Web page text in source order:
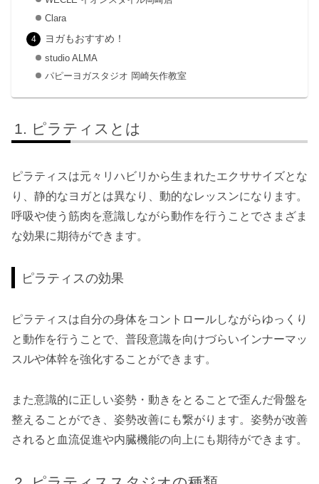
Clara
ヨガもおすすめ！
studio ALMA
パピーヨガスタジオ 岡崎矢作教室
ピラティスとは
ピラティスは元々リハビリから生まれたエクササイズとな
り、静的なヨガとは異なり、動的なレッスンになります。
呼吸や使う筋肉を意識しながら動作を行うことでさまざま
な効果に期待ができます。
ピラティスの効果
ピラティスは自分の身体をコントロールしながらゆっくり
と動作を行うことで、普段意識を向けづらいインナーマッ
スルや体幹を強化することができます。
また意識的に正しい姿勢・動きをとることで歪んだ骨盤を
整えることができ、姿勢改善にも繋がります。姿勢が改善
されると血流促進や内臓機能の向上にも期待ができます。